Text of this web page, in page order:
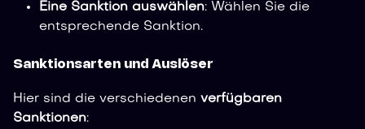
Eine Sanktion auswählen: Wählen Sie die
entsprechende Sanktion.
Sanktionsarten und Auslöser
Hier sind die verschiedenen verfügbaren
Sanktionen: